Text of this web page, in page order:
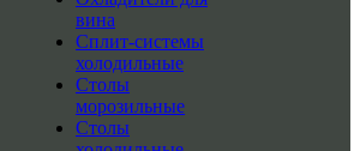
вина
Сплит-системы
холодильные
Столы
морозильные
Столы